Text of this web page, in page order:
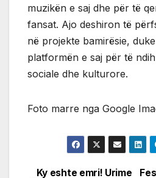
muzikën e saj dhe për të
fansat. Ajo deshiron të
në projekte bamirësie,
platformën e saj për të
sociale dhe kulturore.
Foto marre nga Google
Ky eshte emri! Urime